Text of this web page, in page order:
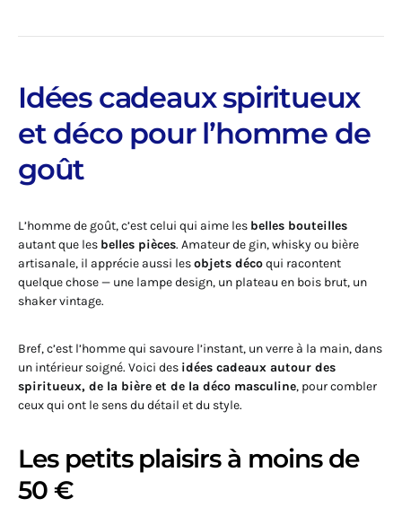
Idées cadeaux spiritueux
et déco pour l’homme de
goût
L’homme de goût, c’est celui qui aime les belles bouteilles
autant que les belles pièces. Amateur de gin, whisky ou bière
artisanale, il apprécie aussi lesobjets décoqui racontent
quelque chose — une lampe design, un plateau en bois brut, un
shaker vintage.
Bref, c’est l’homme qui savoure l’instant, un verre à la main, dans
un intérieur soigné. Voici des idées cadeaux autour des
spiritueux, de la bière et de la déco masculine, pour combler
ceux qui ont le sens du détail et du style.
Les petits plaisirs à moins de
50 €